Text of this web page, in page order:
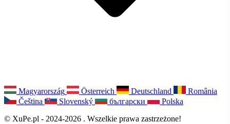
Magyarország Österreich Deutschland
România
Čeština
Slovenský български
Polska
© XuPe.pl - 2024-2026 . Wszelkie prawa zastrzeżone!